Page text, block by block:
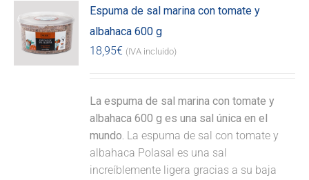
Espuma de sal marina con tomate y
albahaca 600 g
18,95€ (IVA incluido)
La espuma de sal marina con tomate y
albahaca 600 g es una sal única en el
mundo. La espuma de sal con tomate y
albahaca Polasal es una sal
increíblemente ligera gracias a su baja